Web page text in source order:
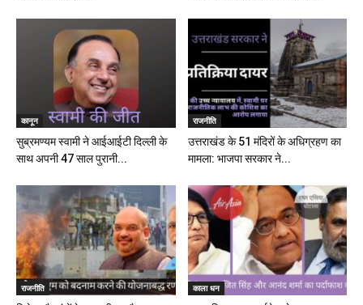
कानून
सुब्रमण्यम स्वामी ने आईआईटी दिल्ली के
साथ अपनी 47 साल पुरानी...
राजनीति
उत्तराखंड के 51 मंदिरों के अधिग्रहण का
मामला: भाजपा सरकार ने...
राजनीति काला धन